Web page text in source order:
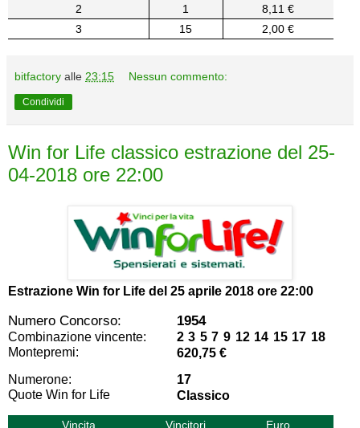
2
1
8,11 €
3
15 2,00 €
bitfactory alle 23:15 Nessun commento:
Condividi
Win for Life classico estrazione del 25-
04-2018 ore 22:00
Estrazione Win for Life del 25 aprile 2018 ore 22:00
Numero Concorso: 1954
Combinazione vincente:
2 3 5 7 9 12 14 15 17 18
Montepremi:
620,75 €
Numerone:
17
Quote Win for Life
Classico
Vincita Vincitori
Euro